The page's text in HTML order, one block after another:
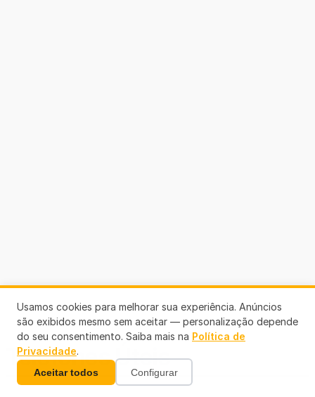
Telefones Úteis
Usamos cookies para melhorar sua experiência. Anúncios
são exibidos mesmo sem aceitar — personalização depende
do seu consentimento. Saiba mais na Política de
Privacidade.
Aceitar todos Configurar